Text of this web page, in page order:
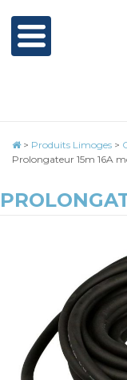
> Produits Limoges >
Prolongateur 15m 16A